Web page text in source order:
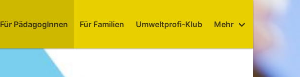
Für PädagogInnen Für Familien Umweltprofi-Klub Mehr